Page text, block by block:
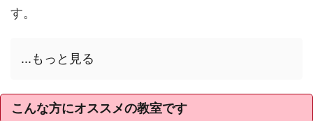
す。
...もっと見る
こんな方にオススメの教室です